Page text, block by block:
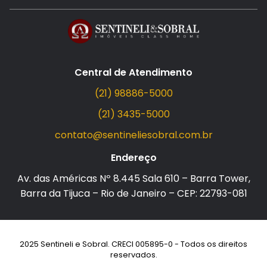
Central de Atendimento
(21) 98886-5000
(21) 3435-5000
contato@sentineliesobral.com.br
Endereço
Av. das Américas Nº 8.445 Sala 610 – Barra Tower,
Barra da Tijuca – Rio de Janeiro – CEP: 22793-081
2025 Sentineli e Sobral. CRECI 005895-0 - Todos os direitos
reservados.